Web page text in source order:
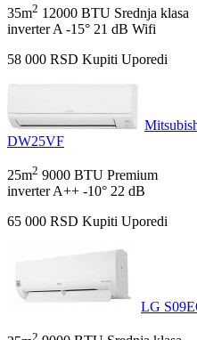
35m2 12000 BTU Srednja klasa
inverter A -15° 21 dB Wifi
58 000 RSD Kupiti Uporedi
DW25VF
25m2 9000 BTU Premium
inverter A++ -10° 22 dB
65 000 RSD Kupiti Uporedi
LG
2